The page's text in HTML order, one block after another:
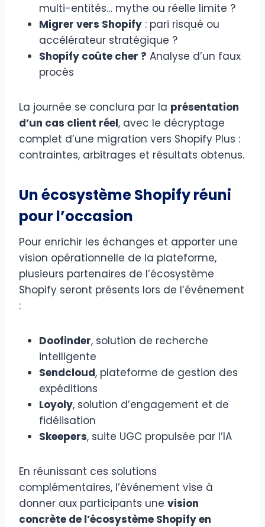
multi-entités… mythe ou réelle limite ?
Migrer vers Shopify : pari risqué ou
accélérateur stratégique ?
Shopify coûte cher ? Analyse d’un faux
procès
La journée se conclura par la présentation
d’un cas client réel, avec le décryptage
complet d’une migration vers Shopify Plus :
contraintes, arbitrages et résultats obtenus.
Un écosystème Shopify réuni
pour l’occasion
Pour enrichir les échanges et apporter une
vision opérationnelle de la plateforme,
plusieurs partenaires de l’écosystème
Shopify seront présents lors de l’événement
:
Doofinder, solution de recherche
intelligente
Sendcloud, plateforme de gestion des
expéditions
Loyoly, solution d’engagement et de
fidélisation
Skeepers, suite UGC propulsée par l’IA
En réunissant ces solutions
complémentaires, l’événement vise à
donner aux participants une vision
concrète de l’écosystème Shopify en